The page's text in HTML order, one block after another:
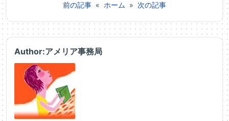
前の記事 « ホーム » 次の記事
Author:アメリア事務局